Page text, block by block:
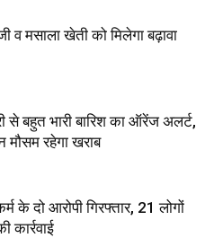
व मसाला खेती को मिलेगा बढ़ावा
से बहुत भारी बारिश का ऑरेंज अलर्ट,
मौसम रहेगा खराब
के दो आरोपी गिरफ्तार, 21 लोगों
कार्रवाई